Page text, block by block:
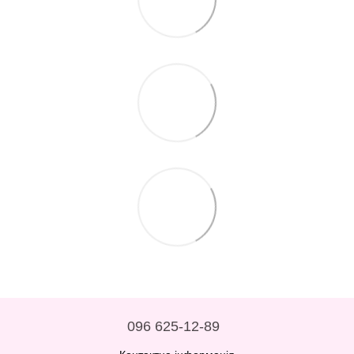
096 625-12-89